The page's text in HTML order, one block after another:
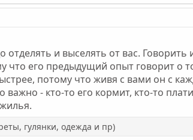
и выселять от вас.
что его предыдущий опыт говорит о
потому что живя с вами он с
важно - кто-то его кормит, кто-то
гулянки, одежда и пр)